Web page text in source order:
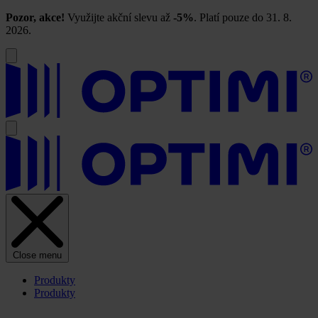
Pozor, akce! Využijte akční slevu až -5%. Platí pouze do 31. 8.
2026.
Close menu
Produkty
Produkty